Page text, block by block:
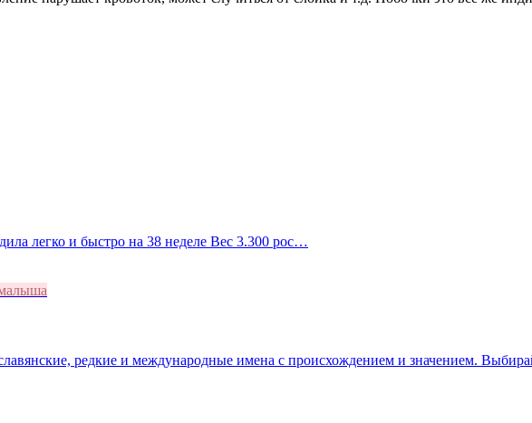
легко и быстро на 38 неделе Вес 3.300 рос…
редкие и международные имена с происхождением и значением.